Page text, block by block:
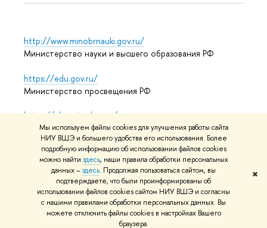
Мы используем файлы cookies для улучшения работы сайта
НИУ ВШЭ и большего удобства его использования. Более
подробную информацию об использовании файлов cookies
можно найти здесь, наши правила обработки персональных
данных –здесь. Продолжая пользоваться сайтом, вы
подтверждаете, что были проинформированы об
использовании файлов cookies сайтом НИУ ВШЭ и согласны
с нашими правилами обработки персональных данных. Вы
можете отключить файлы cookies в настройках Вашего
браузера.
✖
http://www.minobrnauki.gov.ru/
Министерство науки и высшего образования РФ
https://edu.gov.ru/
Министерство просвещения РФ
https://elearning.hse.ru/mooc
Массовые открытые онлайн-курсы
© НИУ ВШЭ 1993–2026 Адреса и контактыУсловия
использования материаловПолитика конфиденциальности
Карта сайта
Редактору